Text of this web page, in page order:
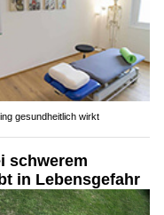
gesundheitlich wirkt
schwerem
in Lebensgefahr